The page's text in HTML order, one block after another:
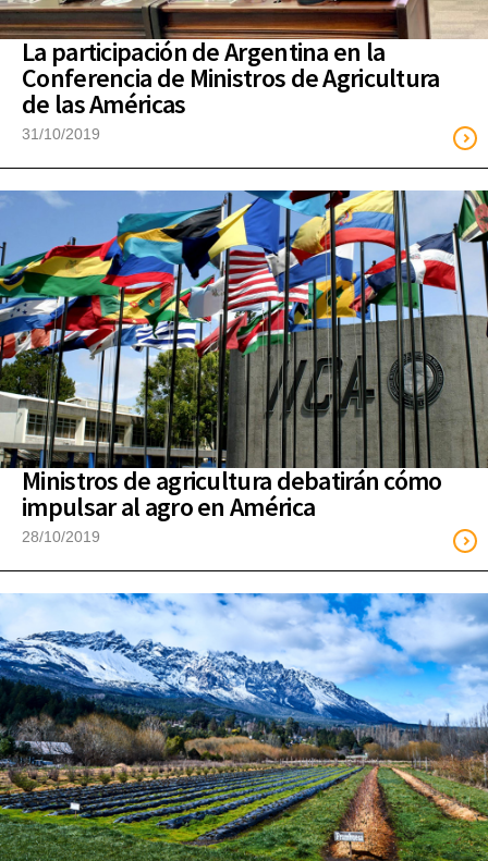
La participación de Argentina en la
Conferencia de Ministros de Agricultura
de las Américas
31/10/2019
Ministros de agricultura debatirán cómo
impulsar al agro en América
28/10/2019